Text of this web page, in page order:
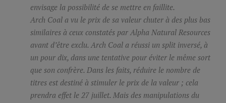
envisage la possibilité de se mettre en faillite.
Arch Coal a vu le prix de sa valeur chuter à des plus bas
similaires à ceux constatés par Alpha Natural Resources
avant d’être exclu. Arch Coal a réussi un split inversé, à
un pour dix, dans une tentative pour éviter le même sort
que son confrère. Dans les faits, réduire le nombre de
titres est destiné à stimuler le prix de la valeur ; cela
prendra effet le 27 juillet. Mais des manipulations du